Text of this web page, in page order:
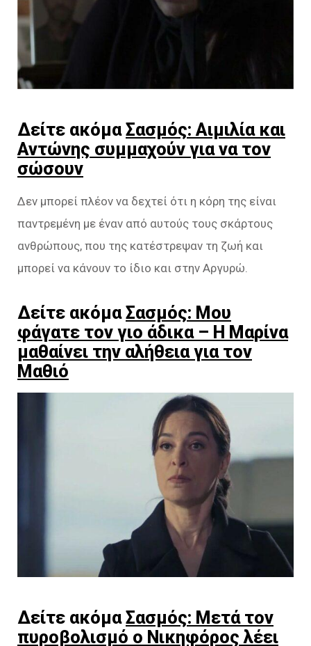
Δείτε ακόμαΣασμός: Αιμιλία και
Αντώνης συμμαχούν για να τον
σώσουν
Δεν μπορεί πλέον να δεχτεί ότι η κόρη της είναι
παντρεμένη με έναν από αυτούς τους σκάρτους
ανθρώπους, που της κατέστρεψαν τη ζωή και
μπορεί να κάνουν το ίδιο και στην Αργυρώ.
Δείτε ακόμαΣασμός: Μου
φάγατε τον γιο άδικα – Η Μαρίνα
μαθαίνει την αλήθεια για τον
Μαθιό
Δείτε ακόμαΣασμός: Μετά τον
πυροβολισμό ο Νικηφόρος λέει